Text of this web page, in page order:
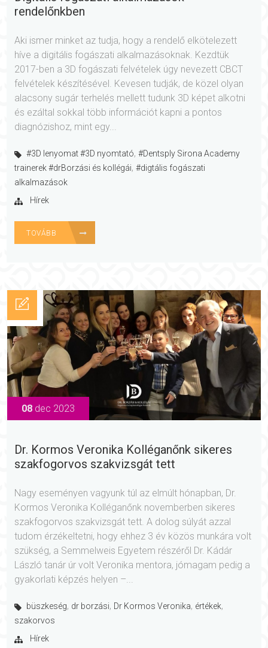
rendelőnkben
Aki ismer minket az tudja, hogy a rendelő elkötelezett
híve a digitális fogászati alkalmazásoknak. Kezdtük
2017-ben a 3D fogászati felvételek úgy nevezett CBCT
felvételek készítésével. Kevesen tudják, de közel olyan
alacsony sugár terhelés mellett tudunk 3D képet alkotni
és ezáltal sokkal több információt kapni a pontos
diagnózishoz, mint egy...
#3D lenyomat #3D nyomtató,#Dentsply Sirona Academy
trainerek #drBorzási és kollégái,#digtális fogászati
alkalmazások
Hírek
TOVÁBB
08 dec 2023
Dr. Kormos Veronika Kolléganőnk sikeres
szakfogorvos szakvizsgát tett
Nagy eseményen vagyunk túl az elmúlt hónapban, Dr.
Kormos Veronika Kolléganőnk novemberben sikeres
szakfogorvos szakvizsgát tett. A dolog súlyát azzal
tudom érzékeltetni, hogy ehhez 3 év közös munkára volt
szükség, a Semmelweis Egyetem részéről Dr. Kádár
László tanár úr volt Veronika mentora, jómagam pedig a
gyakorlati képzés helyen –...
büszkeség, dr borzási, Dr Kormos Veronika, értékek,
szakorvos
Hírek